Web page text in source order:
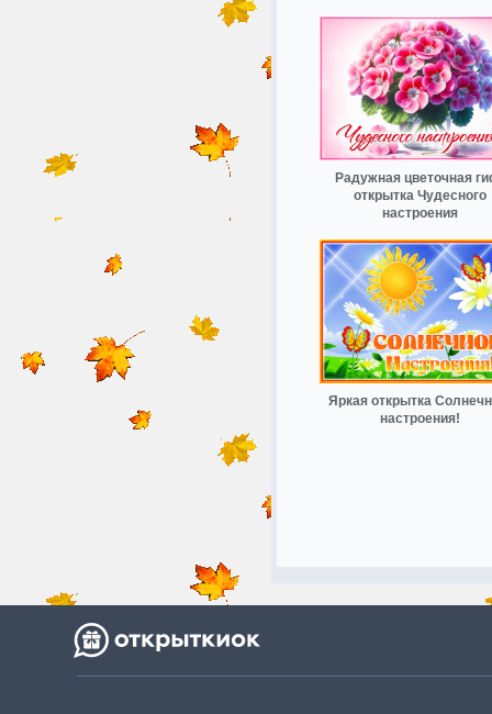
Радужная цветочная
открытка Чудесного
настроения
Яркая открытка
настроения!